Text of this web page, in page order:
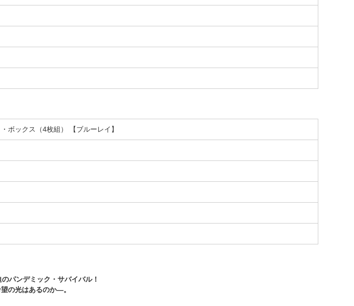
ボックス（4枚組） 【ブルーレイ】
パンデミック・サバイバル！
の光はあるのか―。